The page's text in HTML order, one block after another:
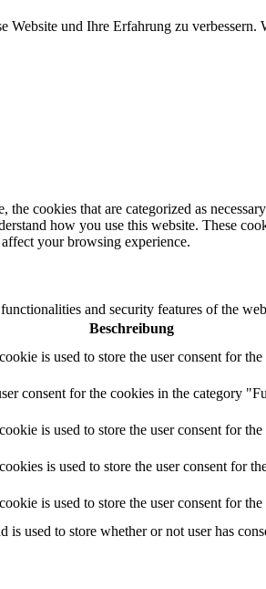
und Ihre Erfahrung zu
cookies that are categorized as
how you use this website. These
your browsing experience.
and security features of the
Beschreibung
is used to store the user consent for
consent for the cookies in the category
is used to store the user consent for
is used to store the user consent for
is used to store the user consent for
used to store whether or not user has